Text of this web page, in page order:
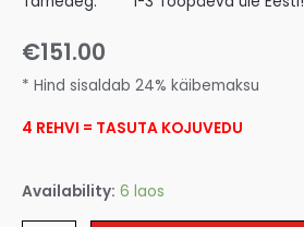
€151.00
* Hind sisaldab 24% käibemaksu
4 REHVI = TASUTA KOJUVEDU
Availability: 6 laos